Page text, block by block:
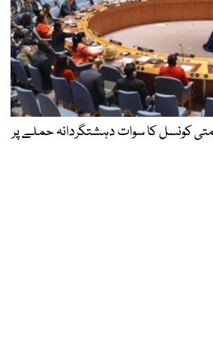
کونسل کا سوات دہشتگردانہ حملے پر